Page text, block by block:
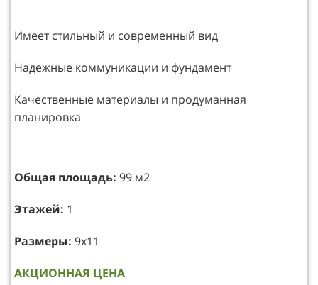
Имеет стильный и современный вид
Надежные коммуникации и фундамент
Качественные материалы и продуманная
планировка
Общая площадь: 99 м2
Этажей: 1
Размеры: 9х11
АКЦИОННАЯ ЦЕНА